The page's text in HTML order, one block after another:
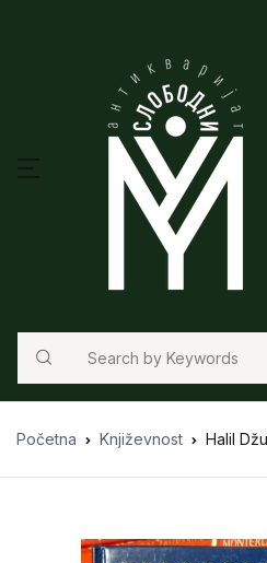
Search
Početna Književnost Halil